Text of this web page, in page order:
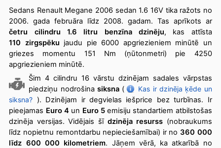
Sedans Renault Megane 2006 sedan 1.6 16V tika ražots no
2006. gada februāra līdz 2008. gadam. Tas aprīkots ar
četru cilindru 1.6 litru benzīna dzinēju, kas attīsta
110 zirgspēku jaudu pie 6000 apgriezieniem minūtē un
griezes momentu 151 Nm (ņūtonmetri) pie 4250
apgriezieniem minūtē.
Šim 4 cilindru 16 vārstu dzinējam sadales vārpstas
piedziņu nodrošina siksna(
Kas ir dzinēja ķēde un
siksna? ). Dzinējam ir degvielas iešprice bez turbīnas. Ir
pieejamas Euro 4 un Euro 5emisiju standartiem atbilstošas
dzinēja versijas. Vidējais šī dzinēja resurss (nobraukums
līdz nopietnu remontdarbu nepieciešamībai) ir no 360 000
līdz 600 000 kilometriem. Jāņem vērā, ka atkarībā no